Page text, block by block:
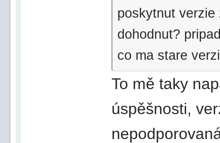
poskytnut verzie
dohodnut?
co ma stare
To mě taky
úspěšnosti,